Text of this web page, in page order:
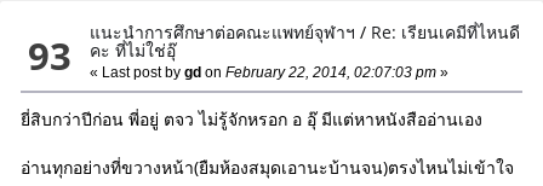
93 แนะนำการศึกษาต่อคณะแพทย์จุฬาฯ / Re: เรียนเคมีที่ไหนดี
คะ ที่ไม่ใช่อุ๊
« Last post bygdon February 22, 2014, 02:07:03 pm »
ยี่สิบกว่าปีก่อน พี่อยู่ ตจว ไม่รู้จักหรอก อ อุ๊ มีแต่หาหนังสืออ่านเอง
อ่านทุกอย่างที่ขวางหน้า(ยืมห้องสมุดเอานะบ้านจน)ตรงไหนไม่เข้าใจ